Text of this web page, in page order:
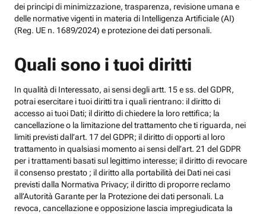
dei principi di minimizzazione, trasparenza, revisione umana e
delle normative vigenti in materia di Intelligenza Artificiale (AI)
(Reg. UE n. 1689/2024) e protezione dei dati personali.
Quali sono i tuoi diritti
In qualità di Interessato, ai sensi degli artt. 15 e ss. del GDPR,
potrai esercitare i tuoi diritti tra i quali rientrano: il diritto di
accesso ai tuoi Dati; il diritto di chiedere la loro rettifica; la
cancellazione o la limitazione del trattamento che ti riguarda, nei
limiti previsti dall’art. 17 del GDPR; il diritto di opporti al loro
trattamento in qualsiasi momento ai sensi dell’art. 21 del GDPR
per i trattamenti basati sul legittimo interesse; il diritto di revocare
il consenso prestato ; il diritto alla portabilità dei Dati nei casi
previsti dalla Normativa Privacy; il diritto di proporre reclamo
all’Autorità Garante per la Protezione dei dati personali. La
revoca, cancellazione e opposizione lascia impregiudicata la